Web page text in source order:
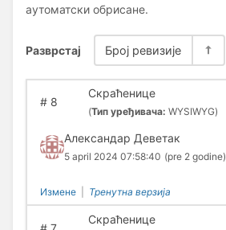
аутоматски обрисане.
Разврстај Број ревизије
#8
Скраћенице
(Тип уређивача: WYSIWYG)
Александар Деветак
5 april 2024 07:58:40 (pre 2 godine)
Измене Тренутна верзија
Скраћенице